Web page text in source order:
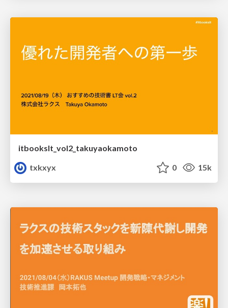
itbookslt_vol2_takuyaokamoto
txkxyx
0 15k